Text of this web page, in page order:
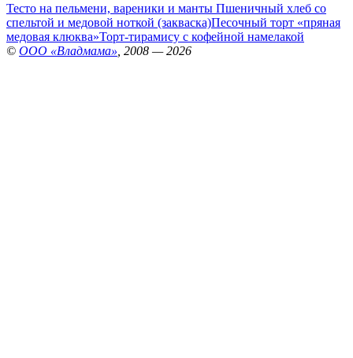
Тесто на пельмени, вареники и манты Пшеничный хлеб со
спельтой и медовой ноткой (закваска)Песочный торт «пряная
медовая клюква»Торт-тирамису с кофейной намелакой
© ООО «Владмама» , 2008 — 2026